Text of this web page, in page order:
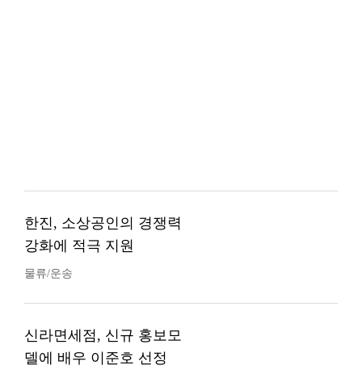
한진, 소상공인의 경쟁력
강화에 적극 지원
물류/운송
신라면세점, 신규 홍보모
델에 배우 이준호 선정